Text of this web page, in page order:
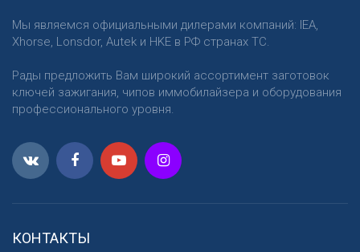
Мы являемся официальными дилерами компаний: IEA,
Xhorse, Lonsdor, Autek и HKE в РФ странах ТС.
Рады предложить Вам широкий ассортимент заготовок
ключей зажигания, чипов иммобилайзера и оборудования
профессионального уровня.
КОНТАКТЫ